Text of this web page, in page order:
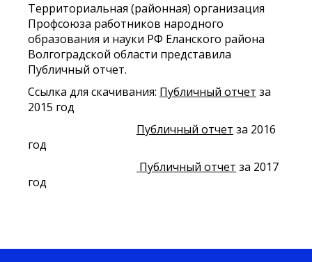
Территориальная (районная) организация
Профсоюза работников народного
образования и науки РФ Еланского района
Волгоградской области представила
Публичный отчет.
Ссылка для скачивания: Публичный отчет за
2015 год
Публичный отчет за 2016
год
Публичный отчет за 2017
год